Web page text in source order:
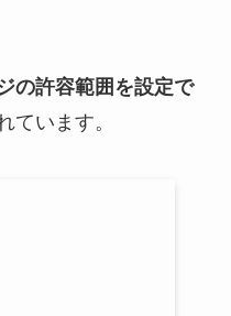
の許容範囲を設定で
ています。